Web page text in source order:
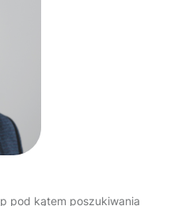
pod kątem poszukiwania